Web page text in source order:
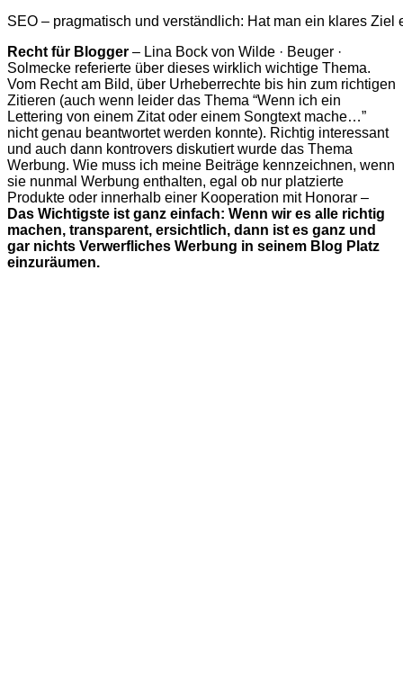
SEO – pragmatisch und verständlich: Hat man ein klares Ziel
Recht für Blogger – Lina Bock von Wilde · Beuger ·
Solmecke referierte über dieses wirklich wichtige Thema.
Vom Recht am Bild, über Urheberrechte bis hin zum richtigen
Zitieren (auch wenn leider das Thema “Wenn ich ein
Lettering von einem Zitat oder einem Songtext mache…”
nicht genau beantwortet werden konnte). Richtig interessant
und auch dann kontrovers diskutiert wurde das Thema
Werbung. Wie muss ich meine Beiträge kennzeichnen, wenn
sie nunmal Werbung enthalten, egal ob nur platzierte
Produkte oder innerhalb einer Kooperation mit Honorar –
Das Wichtigste ist ganz einfach: Wenn wir es alle richtig
machen, transparent, ersichtlich, dann ist es ganz und
gar nichts Verwerfliches Werbung in seinem Blog Platz
einzuräumen.